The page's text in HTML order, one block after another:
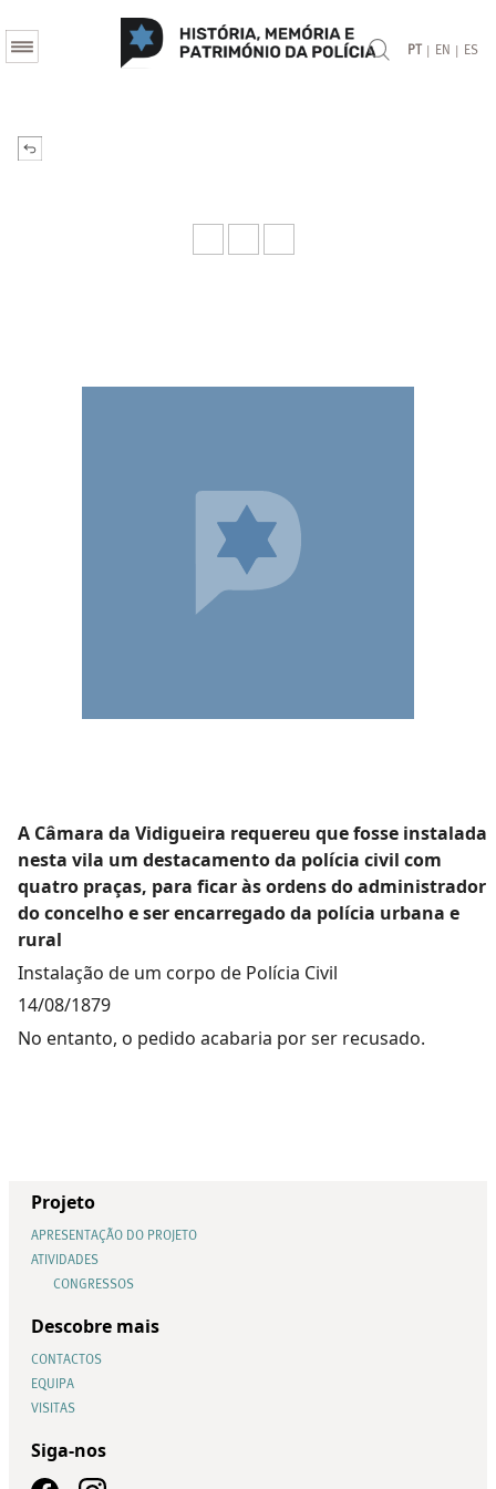
PT | EN | ES
A Câmara da Vidigueira requereu que fosse instalada
nesta vila um destacamento da polícia civil com
quatro praças, para ficar às ordens do administrador
do concelho e ser encarregado da polícia urbana e
rural
Instalação de um corpo de Polícia Civil
14/08/1879
No entanto, o pedido acabaria por ser recusado.
Projeto
APRESENTAÇÃO DO PROJETO
ATIVIDADES
CONGRESSOS
Descobre mais
CONTACTOS
EQUIPA
VISITAS
Siga-nos